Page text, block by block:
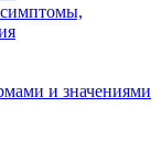
и значениями